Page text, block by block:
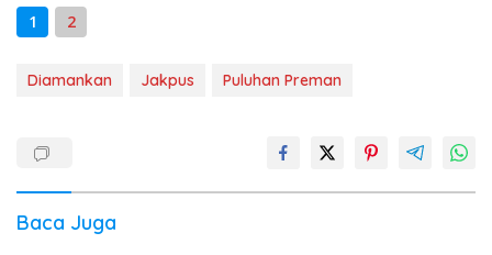
1
2
Diamankan Jakpus Puluhan Preman
Baca Juga